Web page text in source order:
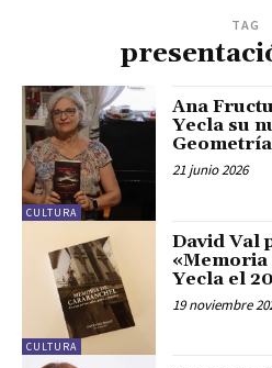
TAG
CULTURA
Ana
Yecla su
21 junio 2026
CULTURA
David Val
«Memoria
Yecla el
19 noviembre